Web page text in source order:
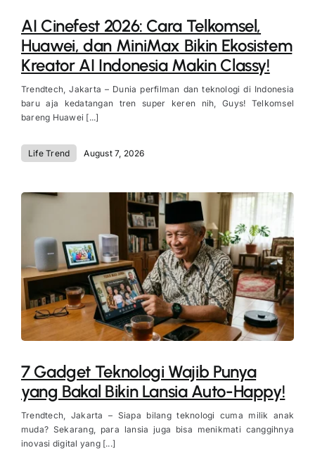
AI Cinefest 2026: Cara Telkomsel,
Huawei, dan MiniMax Bikin Ekosistem
Kreator AI Indonesia Makin Classy!
Trendtech, Jakarta – Dunia perfilman dan teknologi di Indonesia
baru aja kedatangan tren super keren nih, Guys! Telkomsel
bareng Huawei [...]
Life Trend August 7, 2026
7 Gadget Teknologi Wajib Punya
yang Bakal Bikin Lansia Auto-Happy!
Trendtech, Jakarta – Siapa bilang teknologi cuma milik anak
muda? Sekarang, para lansia juga bisa menikmati canggihnya
inovasi digital yang [...]